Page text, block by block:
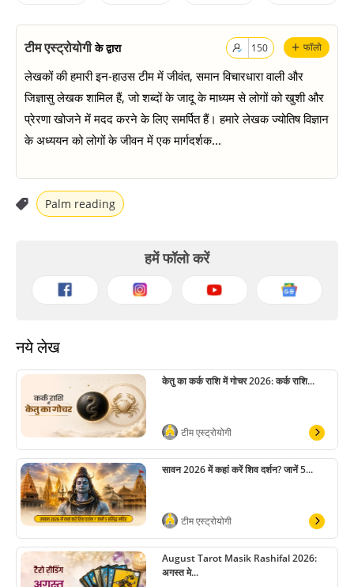
+ फॉलो
150
टीम एस्ट्रोयोगीके द्वारा
लेखकों की हमारी इन-हाउस टीम में जीवंत, समान विचारधारा वाली और
जिज्ञासु लेखक शामिल हैं, जो शब्दों के जादू के माध्यम से लोगों को खुशी और
प्रेरणा खोजने में मदद करने के लिए समर्पित हैं। हमारे लेखक ज्योतिष विज्ञान
के अध्ययन को लोगों के जीवन में एक मार्गदर्शक...
Palm reading
हमें फॉलो करें
नये लेख
केतु का कर्क राशि में गोचर 2026: कर्क राशि...
टीम एस्ट्रोयोगी
सावन 2026 में कहां करें शिव दर्शन? जानें 5...
टीम एस्ट्रोयोगी
August Tarot Masik Rashifal 2026:
अगस्त मे...